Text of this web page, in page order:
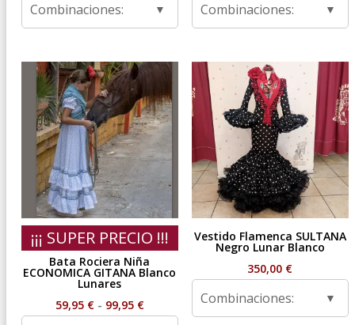
59,95 €
99,95 €
Combinaciones:
59,95 €
hasta
99,95 €
Combinaciones:
¡¡¡ SUPER PRECIO !!!
Bata Rociera Niña
ECONOMICA GITANA Blanco
Lunares
59,95 € - 99,95 €Rango
Vestido Flamenca SULTANA
Negro Lunar Blanco
350,00 €
Combinaciones: